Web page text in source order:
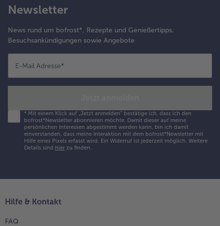
Newsletter
News rund um bofrost*, Rezepte und Genießertipps,
Besuchsankündigungen sowie Angebote
E-Mail Adresse*
* Mit einem Klick auf „Jetzt anmelden" bestätige ich, dass ich den
bofrost*Newsletter abonnieren möchte. Damit dieser auf meine
persönlichen Interessen abgestimmt werden kann, bin ich damit
einverstanden, dass meine Interaktion mit dem bofrost*Newsletter mit
Hilfe eines Pixels erfasst wird. Ein Widerruf ist jederzeit möglich. Weitere
Details sind hier zu finden.
Hilfe & Kontakt
FAQ